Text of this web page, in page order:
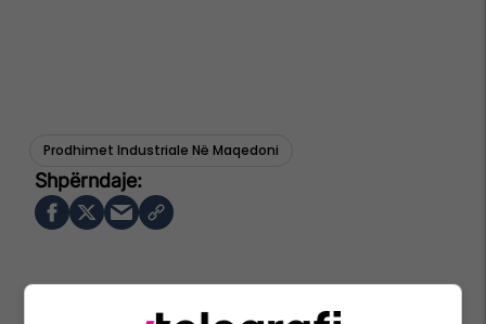
Prodhimet Industriale Në Maqedoni